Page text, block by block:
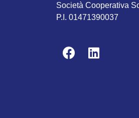
Società Cooperativa
P.I. 01471390037